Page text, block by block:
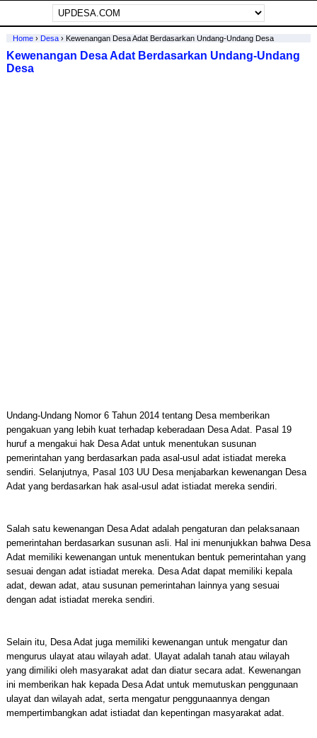
Home› Desa› Kewenangan Desa Adat Berdasarkan Undang-Undang Desa
Kewenangan Desa Adat Berdasarkan Undang-Undang
Desa
Undang-Undang Nomor 6 Tahun 2014 tentang Desa memberikan
pengakuan yang lebih kuat terhadap keberadaan Desa Adat. Pasal 19
huruf a mengakui hak Desa Adat untuk menentukan susunan
pemerintahan yang berdasarkan pada asal-usul adat istiadat mereka
sendiri. Selanjutnya, Pasal 103 UU Desa menjabarkan kewenangan Desa
Adat yang berdasarkan hak asal-usul adat istiadat mereka sendiri.
Salah satu kewenangan Desa Adat adalah pengaturan dan pelaksanaan
pemerintahan berdasarkan susunan asli. Hal ini menunjukkan bahwa Desa
Adat memiliki kewenangan untuk menentukan bentuk pemerintahan yang
sesuai dengan adat istiadat mereka. Desa Adat dapat memiliki kepala
adat, dewan adat, atau susunan pemerintahan lainnya yang sesuai
dengan adat istiadat mereka sendiri.
Selain itu, Desa Adat juga memiliki kewenangan untuk mengatur dan
mengurus ulayat atau wilayah adat. Ulayat adalah tanah atau wilayah
yang dimiliki oleh masyarakat adat dan diatur secara adat. Kewenangan
ini memberikan hak kepada Desa Adat untuk memutuskan penggunaan
ulayat dan wilayah adat, serta mengatur penggunaannya dengan
mempertimbangkan adat istiadat dan kepentingan masyarakat adat.